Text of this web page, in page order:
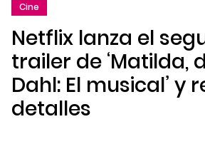
a
la
navegación
principal
Cine
Netflix lanza el
trailer de ‘Matilda,
Dahl: El musical’ y
detalles